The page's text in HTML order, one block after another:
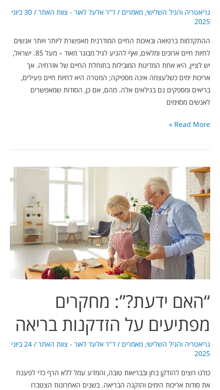
גריאטריה והגיל השלישי, מאמרים / ד"ר אלעד לאור - צוות האתר /
30 ביוני
2025
ההתקדמות ברפואה ובאיכות החיים המודרנית מאפשרת ליותר ויותר אנשים
לחיות חיים ארוכים ומלאים, ואף להגיע לגיל מבוגר מאוד – מעל 85. ישראל,
יש לציין, היא אחת המדינות המובילות בתוחלת החיים של אזרחיה. אך
אריכות ימים כשלעצמה אינה מספיקה; המטרה היא לחיות חיים פעילים,
בריאים ומספקים גם בגילאים אלה. מהם, אם כן, הסודות שמאפשרים
לאנשים מסוימים
Read More »
“האם ידעת?”: מחקרים
מפתיעים על הזדקנות בריאה
גריאטריה והגיל השלישי, מאמרים / ד"ר אלעד לאור - צוות האתר /
24 ביוני
2025
כולנו רוצים להזדקן בחן ובבריאות טובה, והמדע עמל ללא הרף כדי לפענח
את סודות אריכות הימים והזקנה הבריאה. בשנים האחרונות הצטברו
“האם
ידעת?”:
מחקרים
מפתיעים
על
הזדקנות
בריאה